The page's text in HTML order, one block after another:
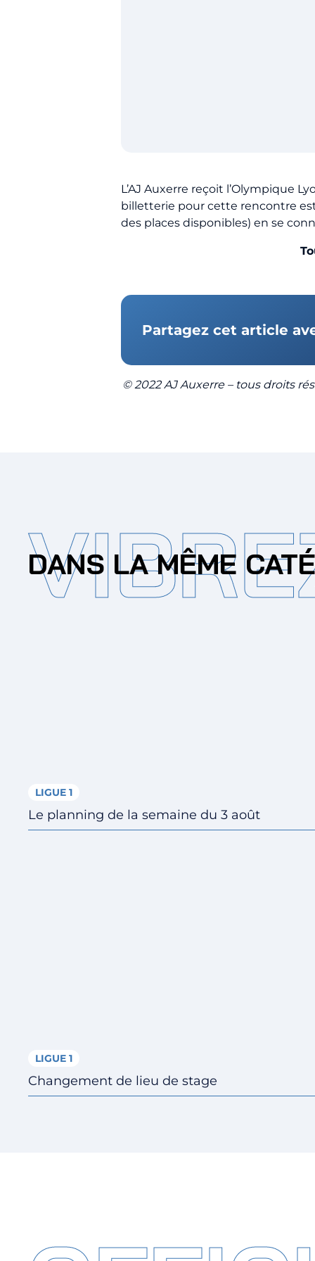
L’AJ Auxerre reçoit l’Olympique
billetterie pour cette rencontre
des places disponibles) en se
Partagez cet article
© 2022 AJ Auxerre – tous droits
DANS LA MÊME
LIGUE 1
Le planning de la semaine du 3 août
LIGUE 1
Changement de lieu de stage